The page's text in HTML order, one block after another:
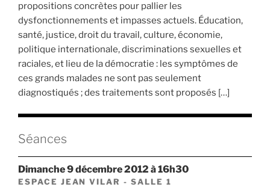
propositions concrètes pour pallier les
dysfonctionnements et impasses actuels. Éducation,
santé, justice, droit du travail, culture, économie,
politique internationale, discriminations sexuelles et
raciales, et lieu de la démocratie : les symptômes de
ces grands malades ne sont pas seulement
diagnostiqués ; des traitements sont proposés […]
Séances
dimanche 9 décembre 2012 à 16h30
ESPACE JEAN VILAR - SALLE 1